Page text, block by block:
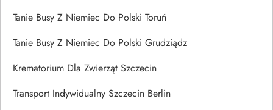
Tanie Busy Z Niemiec Do Polski Toruń
Tanie Busy Z Niemiec Do Polski Grudziądz
Krematorium Dla Zwierząt Szczecin
Transport Indywidualny Szczecin Berlin